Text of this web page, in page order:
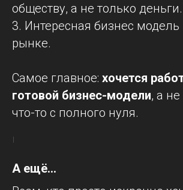
обществу, а не только деньги.
3. Интересная бизнес
рынке.
Самое главное: хочется
готовой бизнес-модели, а
что-то с полного нуля.
А ещё...